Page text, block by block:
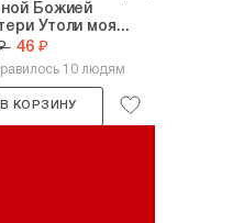
Божией
Утоли моя...
46 ₽
10 людям
В КОРЗИНУ